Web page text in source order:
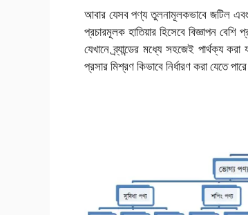
আবার যেসব পণ্য তুলনামূলকভাবে জটিল
প্রচারমূলক হাতিয়ার হিসেবে বিজ্ঞাপন
যেখানে ব্র্যান্ডের মধ্যে সহজেই পার্থক্য
প্রসার মিশ্রণ কিভাবে নির্ধারণ করা যেতে